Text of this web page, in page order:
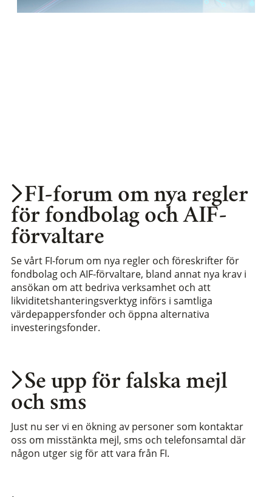
Se upp för falska mejl
och sms
Just nu ser vi en ökning av personer som kontaktar
oss om misstänkta mejl, sms och telefonsamtal där
någon utger sig för att vara från FI.
FI-forum om nya regler
för fondbolag och AIF-
förvaltare
Se vårt FI-forum om nya regler och föreskrifter för
fondbolag och AIF-förvaltare, bland annat nya krav i
ansökan om att bedriva verksamhet och att
likviditetshanteringsverktyg införs i samtliga
värdepappersfonder och öppna alternativa
investeringsfonder.